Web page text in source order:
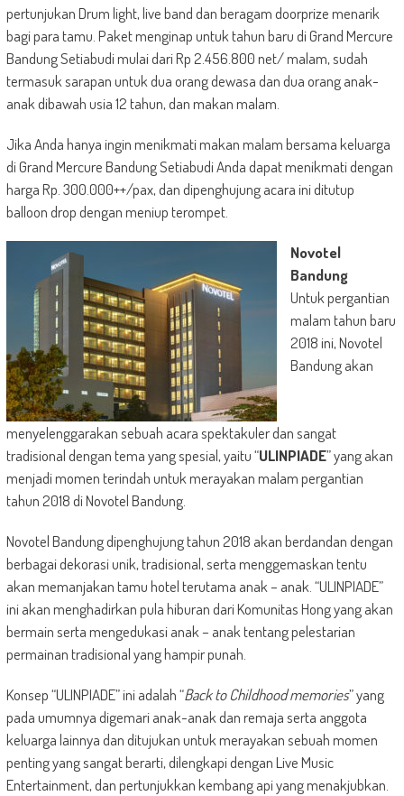
pertunjukan Drum light, live band dan beragam doorprize menarik
bagi para tamu. Paket menginap untuk tahun baru di Grand Mercure
Bandung Setiabudi mulai dari Rp 2.456.800 net/ malam, sudah
termasuk sarapan untuk dua orang dewasa dan dua orang anak-
anak dibawah usia 12 tahun, dan makan malam.
Jika Anda hanya ingin menikmati makan malam bersama keluarga
di Grand Mercure Bandung Setiabudi Anda dapat menikmati dengan
harga Rp. 300.000++/pax, dan dipenghujung acara ini ditutup
balloon drop dengan meniup terompet.
Novotel
Bandung
Untuk pergantian
malam tahun baru
2018 ini, Novotel
Bandung akan
menyelenggarakan sebuah acara spektakuler dan sangat
tradisional dengan tema yang spesial, yaitu “ULINPIADE” yang akan
menjadi momen terindah untuk merayakan malam pergantian
tahun 2018 di Novotel Bandung.
Novotel Bandung dipenghujung tahun 2018 akan berdandan dengan
berbagai dekorasi unik, tradisional, serta menggemaskan tentu
akan memanjakan tamu hotel terutama anak – anak. “ULINPIADE”
ini akan menghadirkan pula hiburan dari Komunitas Hong yang akan
bermain serta mengedukasi anak – anak tentang pelestarian
permainan tradisional yang hampir punah.
Konsep “ULINPIADE” ini adalah “Back to Childhood memories” yang
pada umumnya digemari anak-anak dan remaja serta anggota
keluarga lainnya dan ditujukan untuk merayakan sebuah momen
penting yang sangat berarti, dilengkapi dengan Live Music
Entertainment, dan pertunjukkan kembang api yang menakjubkan.